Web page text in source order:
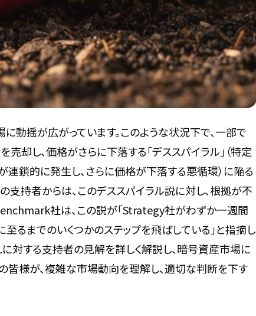
動揺が広がっています。このような状況下で、一部で
却し、価格がさらに下落する「デススパイラル」（特定
鎖的に発生し、さらに価格が下落する悪循環）に陥る
持者からは、このデススパイラル説に対し、根拠が不
社は、この説が「Strategy社がわずか一週間
るまでのいくつかのステップを飛ばしている」と指摘し
対する支持者の見解を詳しく解説し、暗号資産市場に
様が、複雑な市場動向を理解し、適切な判断を下す